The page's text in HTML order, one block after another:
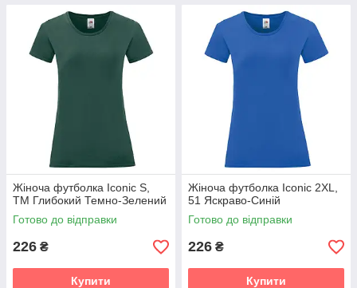
Жіноча футболка Iconic S,
TM Глибокий Темно-Зелений
Готово до відправки
226 ₴
Купити
Жіноча футболка Iconic 2XL,
51 Яскраво-Синій
Готово до відправки
226 ₴
Купити